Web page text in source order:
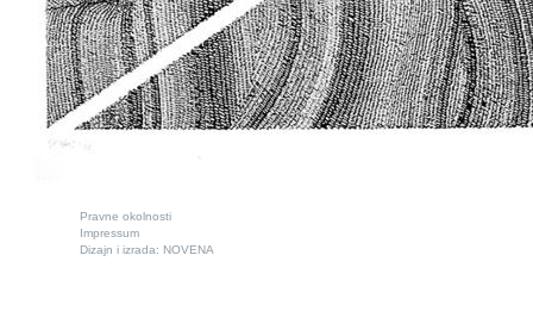
Pravne okolnosti
Impressum
Dizajn i izrada: NOVENA